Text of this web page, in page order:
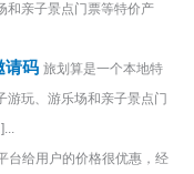
和亲子景点门票等特价产
请码 旅划算是一个本地特
游玩、游乐场和亲子景点门
台给用户的价格很优惠，经